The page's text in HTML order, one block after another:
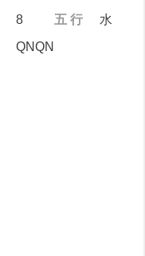
8 五 行
水
QNQN